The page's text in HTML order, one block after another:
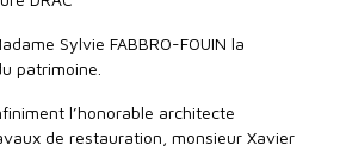
Sylvie FABBRO-FOUIN la
patrimoine.
l’honorable architecte
de restauration, monsieur Xavier